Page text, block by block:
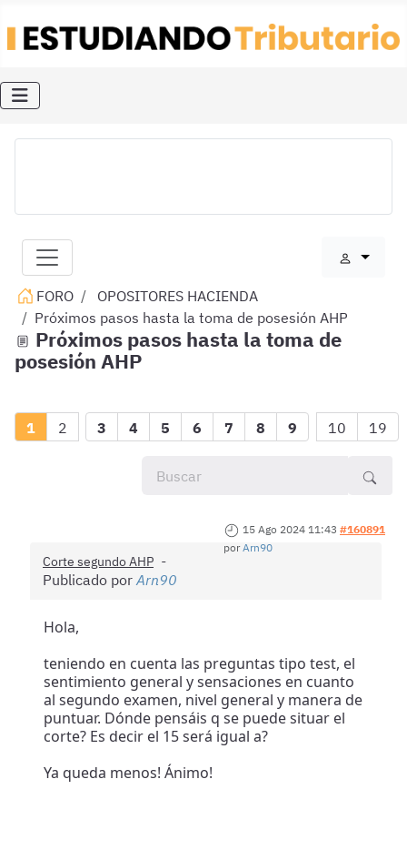
FORO
OPOSITORES HACIENDA
Próximos pasos hasta la toma de posesión AHP
Próximos pasos hasta la toma de
posesión AHP
1 2 3 4 5 6 7 8 9 10 19
15 Ago 2024 11:43 #160891
porArn90
Corte segundo AHP
Publicado porArn90
Hola,
teniendo en cuenta las preguntas tipo test, el
sentimiento general y sensaciones en cuanto
al segundo examen, nivel general y manera de
puntuar. Dónde pensáis q se puede situar el
corte? Es decir el 15 será igual a?
Ya queda menos! Ánimo!